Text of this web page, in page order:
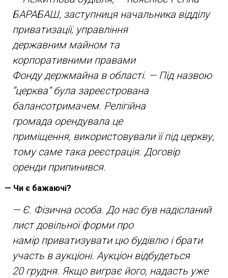
БАРАБАШ, заступниця начальника відділу
приватизації, управління
державним майном та
корпоративними правами
Фонду держмайна в області. — Під назвою
“церква” була зареєстрована
балансотримачем. Релігійна
громада орендувала це
приміщення, використовували її під церкву,
тому саме така реєстрація. Договір
оренди припинився.
— Чи є бажаючі?
— Є. Фізична особа. До нас був надісланий
лист довільної форми про
намір приватизувати цю будівлю і брати
участь в аукціоні. Аукціон відбудеться
20 грудня. Якщо виграє його, надасть уже